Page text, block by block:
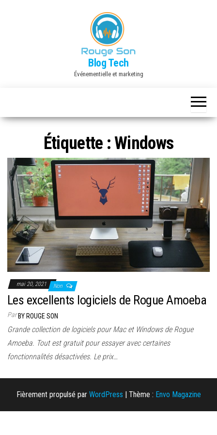
Blog Tech
Événementielle et marketing
Étiquette :Windows
mai 20, 2021 Non
Les excellents logiciels de Rogue Amoeba
ParBY ROUGE SON
Grande collection de logiciels pour Mac et Windows de Rogue
Amoeba. Tout est gratuit pour essayer avec certaines
fonctionnalités désactivées. Le prix…
Fièrement propulsé par WordPress | Thème : Envo Magazine